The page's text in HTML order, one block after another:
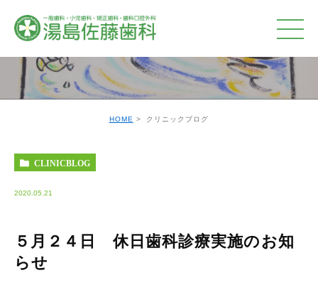
HOME クリニックブログ
CLINICBLOG
2020.05.21
５月２４日 休日歯科診療実施のお知
らせ